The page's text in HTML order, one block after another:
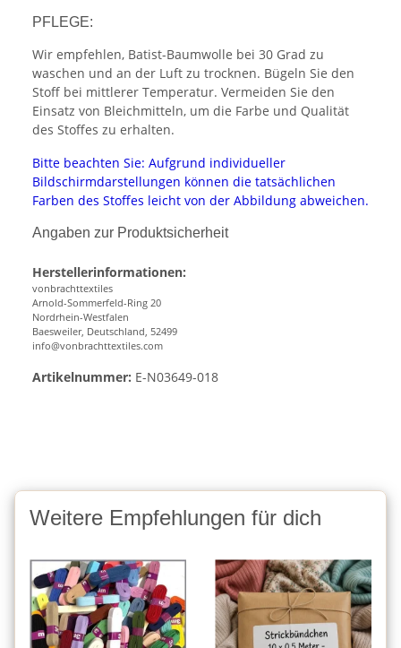
PFLEGE:
Wir empfehlen, Batist-Baumwolle bei 30 Grad zu
waschen und an der Luft zu trocknen. Bügeln Sie den
Stoff bei mittlerer Temperatur. Vermeiden Sie den
Einsatz von Bleichmitteln, um die Farbe und Qualität
des Stoffes zu erhalten.
Bitte beachten Sie: Aufgrund individueller
Bildschirmdarstellungen können die tatsächlichen
Farben des Stoffes leicht von der Abbildung abweichen.
Angaben zur Produktsicherheit
Herstellerinformationen:
vonbrachttextiles
Arnold-Sommerfeld-Ring 20
Nordrhein-Westfalen
Baesweiler, Deutschland, 52499
info@vonbrachttextiles.com
Artikelnummer: E-N03649-018
Weitere Empfehlungen für dich